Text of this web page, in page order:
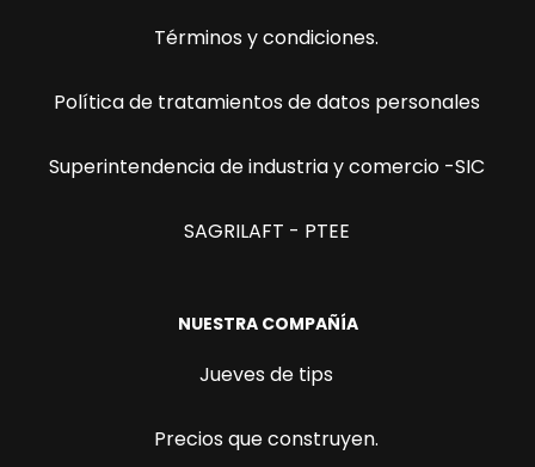
Términos y condiciones.
Política de tratamientos de datos personales
Superintendencia de industria y comercio -SIC
SAGRILAFT - PTEE
NUESTRA COMPAÑÍA
Jueves de tips
Precios que construyen.